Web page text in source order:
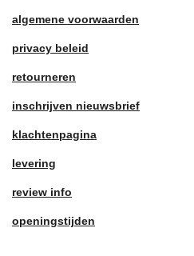
algemene voorwaarden
privacy beleid
retourneren
inschrijven nieuwsbrief
klachtenpagina
levering
review info
openingstijden